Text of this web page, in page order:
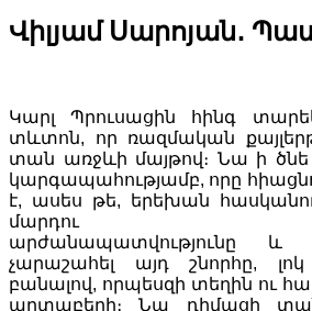
Վիլյամ Սարոյան․
Կարլ Պրուսացին հինգ
տևտոն, որ ռազմական
տան առջևի մայթով։ Նա ի
կարգապահությամբ, որը
է, ասես թե, երեխան
մարդու
արժանապատվությունը և
չարաշահել այդ շնորհը,
բանալով, որպեսզի տեղին ու
արտաբերի։ Նա դիմացի